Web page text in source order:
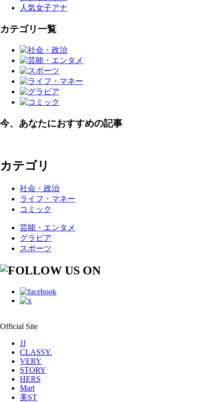
人気女子アナ
カテゴリ一覧
今、あなたにおすすめの記事
カテゴリ
社会・政治
ライフ・マネー
コミック
芸能・エンタメ
グラビア
スポーツ
Official Site
JJ
CLASSY.
VERY
STORY
HERS
Mart
美ST